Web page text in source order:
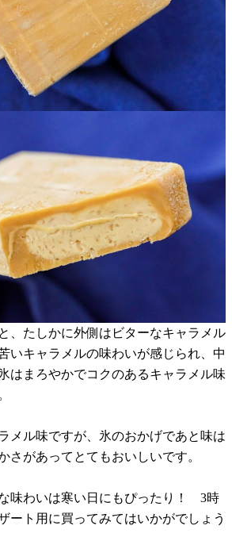
、たしかに外側はビターなキャラメル
いキャラメルの味わいが感じられ、中
はまろやかでコクのあるキャラメル味
メル味ですが、氷のおかげであと味は
さがあってとてもおいしいです。
味わいは寒い日にもぴったり！ 3時
ート用に買ってみてはいかがでしょう